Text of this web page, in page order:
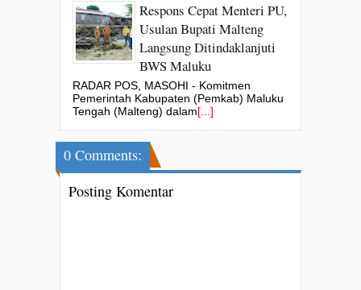
Respons Cepat Menteri PU,
Usulan Bupati Malteng
Langsung Ditindaklanjuti
BWS Maluku
RADAR POS, MASOHI - Komitmen
Pemerintah Kabupaten (Pemkab) Maluku
Tengah (Malteng) dalam[...]
0 Comments:
Posting Komentar